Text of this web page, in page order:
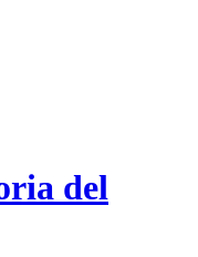
del